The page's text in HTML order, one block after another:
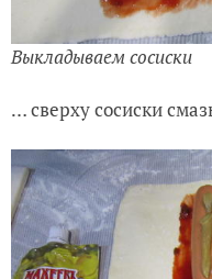
Выкладываем сосиски
… сверху сосиски